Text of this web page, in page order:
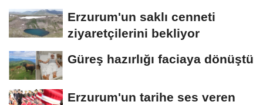
Erzurum'un saklı cenneti
ziyaretçilerini bekliyor
Güreş hazırlığı faciaya dönüştü
Erzurum'un tarihe ses veren